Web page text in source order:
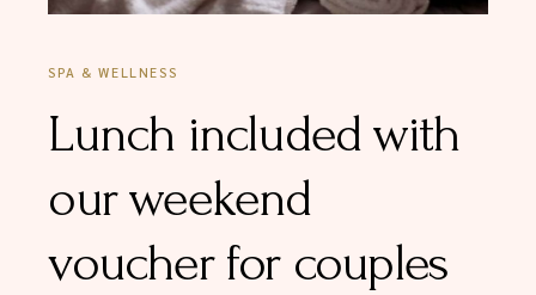
SPA & WELLNESS
Lunch included with
our weekend
voucher for couples